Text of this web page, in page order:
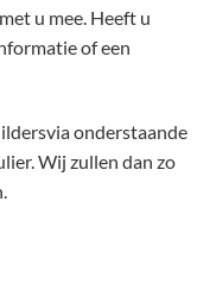
u mee. Heeft u
of een
onderstaande
Wij zullen dan zo